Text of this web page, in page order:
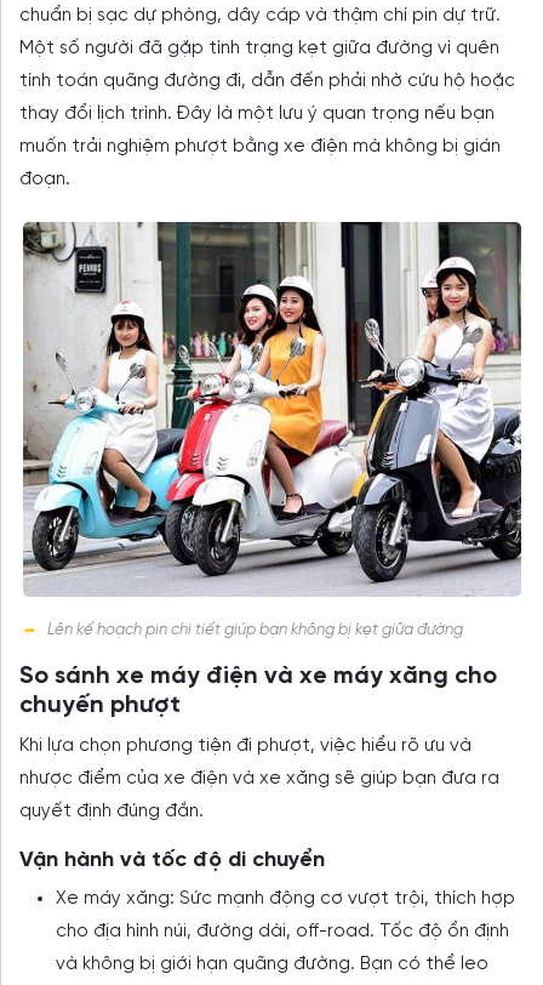
chuẩn bị sạc dự phòng, dây cáp và thậm chí pin dự trữ.
Một số người đã gặp tình trạng kẹt giữa đường vì quên
tính toán quãng đường đi, dẫn đến phải nhờ cứu hộ hoặc
thay đổi lịch trình. Đây là một lưu ý quan trọng nếu bạn
muốn trải nghiệm phượt bằng xe điện mà không bị gián
đoạn.
Lên kế hoạch pin chi tiết giúp bạn không bị kẹt giữa đường
So sánh xe máy điện và xe máy xăng cho
chuyến phượt
Khi lựa chọn phương tiện đi phượt, việc hiểu rõ ưu và
nhược điểm của xe điện và xe xăng sẽ giúp bạn đưa ra
quyết định đúng đắn.
Vận hành và tốc độ di chuyển
Xe máy xăng: Sức mạnh động cơ vượt trội, thích hợp
cho địa hình núi, đường dài, off-road. Tốc độ ổn định
và không bị giới hạn quãng đường. Bạn có thể leo